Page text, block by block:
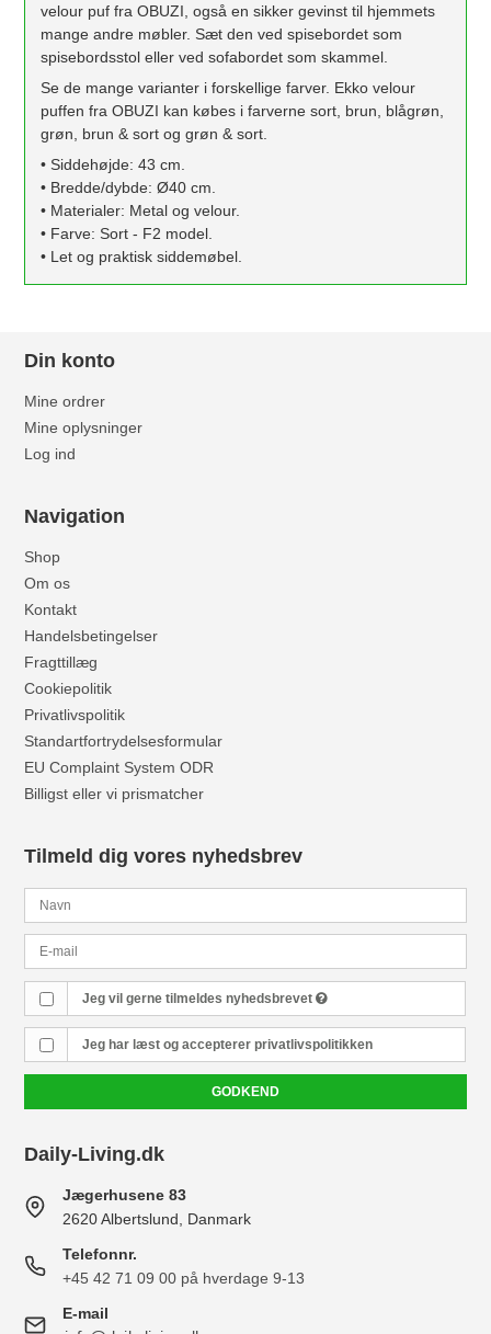
velour puf fra OBUZI, også en sikker gevinst til hjemmets
mange andre møbler. Sæt den ved spisebordet som
spisebordsstol eller ved sofabordet som skammel.
Se de mange varianter i forskellige farver. Ekko velour
puffen fra OBUZI kan købes i farverne sort, brun, blågrøn,
grøn, brun & sort og grøn & sort.
• Siddehøjde: 43 cm.
• Bredde/dybde: Ø40 cm.
• Materialer: Metal og velour.
• Farve: Sort - F2 model.
• Let og praktisk siddemøbel.
Din konto
Mine ordrer
Mine oplysninger
Log ind
Navigation
Shop
Om os
Kontakt
Handelsbetingelser
Fragttillæg
Cookiepolitik
Privatlivspolitik
Standartfortrydelsesformular
EU Complaint System ODR
Billigst eller vi prismatcher
Tilmeld dig vores nyhedsbrev
Jeg vil gerne tilmeldes nyhedsbrevet
Jeg har læst og accepterer privatlivspolitikken
GODKEND
Daily-Living.dk
Jægerhusene 83
2620 Albertslund, Danmark
Telefonnr.
+45 42 71 09 00 på hverdage 9-13
E-mail